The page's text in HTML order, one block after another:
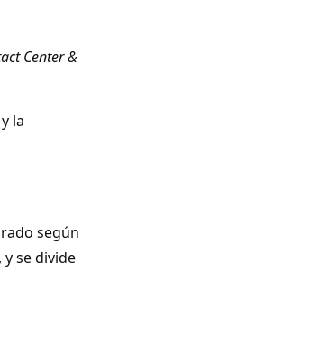
Center &
la
según
, y se divide